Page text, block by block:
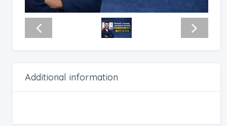
Additional information